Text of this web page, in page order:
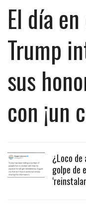
El día
Trump
sus
con ¡un
¿Loco
golpe de